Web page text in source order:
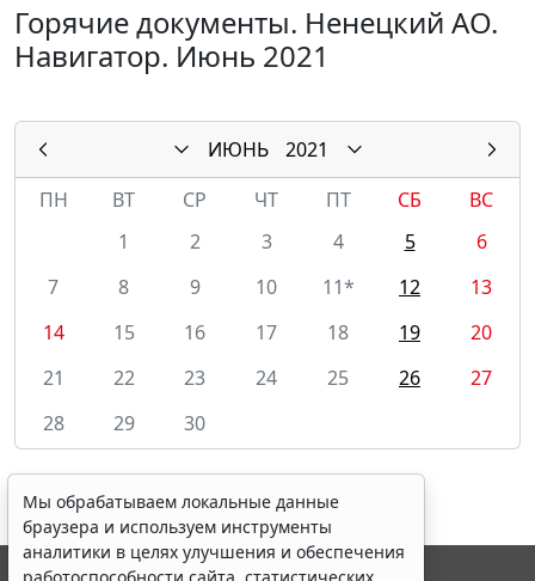
Горячие документы. Ненецкий АО.
Навигатор. Июнь 2021
ИЮНЬ
2021
ПН
ВТ СР ЧТ ПТ СБ
ВС
1
2 3 4 5
6
7
8 9 10 11* 12
13
14
15 16 17 18 19
20
21
22 23 24 25 26
27
28
29 30
Мы обрабатываем локальные данные
браузера и используем инструменты
аналитики в целях улучшения и обеспечения